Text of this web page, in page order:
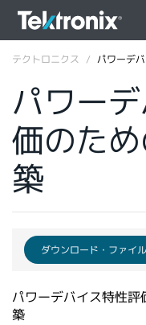
ENGLISH
VIỆT NAM
テクトロニクス パワーデ
パワー
価のた
築
ダウンロード・ファイル
パワーデバイス特性
築